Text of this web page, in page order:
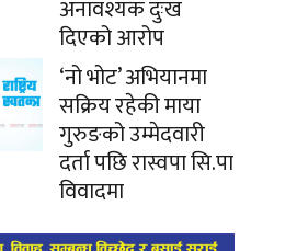
अनावश्यक दुःख
दिएको आरोप
‘नो भोट’ अभियानमा
सक्रिय रहेकी माया
गुरुङको उम्मेदवारी
दर्ता पछि रास्वपा सि.पा
विवादमा